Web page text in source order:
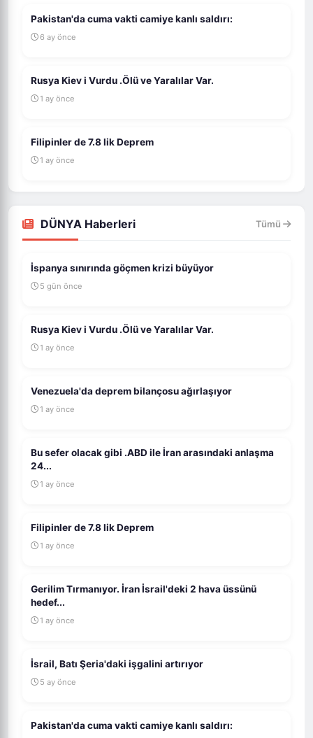
Pakistan'da cuma vakti camiye kanlı saldırı:
6 ay önce
Rusya Kiev i Vurdu .Ölü ve Yaralılar Var.
1 ay önce
Filipinler de 7.8 lik Deprem
1 ay önce
DÜNYA Haberleri Tümü
İspanya sınırında göçmen krizi büyüyor
5 gün önce
Rusya Kiev i Vurdu .Ölü ve Yaralılar Var.
1 ay önce
Venezuela'da deprem bilançosu ağırlaşıyor
1 ay önce
Bu sefer olacak gibi .ABD ile İran arasındaki anlaşma
24...
1 ay önce
Filipinler de 7.8 lik Deprem
1 ay önce
Gerilim Tırmanıyor. İran İsrail'deki 2 hava üssünü
hedef...
1 ay önce
İsrail, Batı Şeria'daki işgalini artırıyor
5 ay önce
Pakistan'da cuma vakti camiye kanlı saldırı: